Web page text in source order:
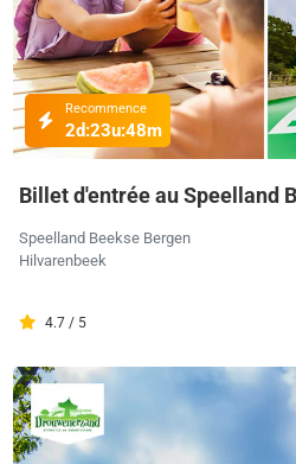
Recommence
2d:23u:48m
Billet d'entrée au Speelland
Speelland Beekse Bergen
Hilvarenbeek
4.7 / 5